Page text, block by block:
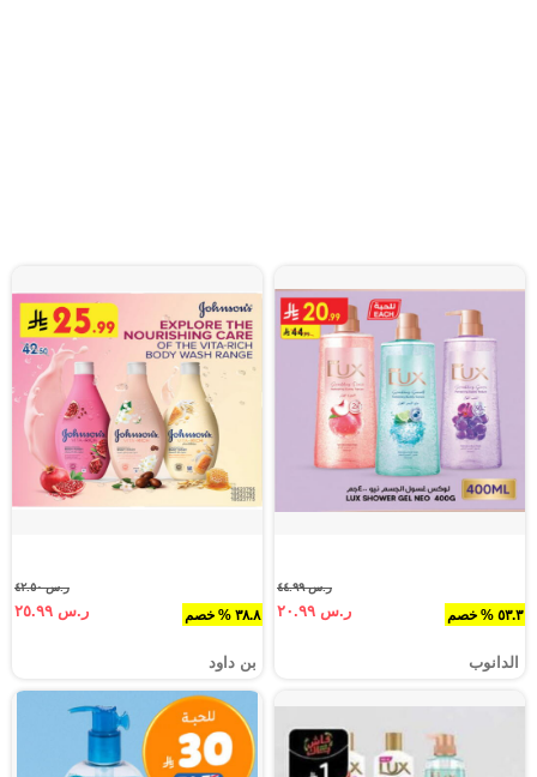
٥٣.٣ % خصم
ر.س ٤٤.٩٩
ر.س ٢٠.٩٩
الدانوب
٣٨.٨ % خصم
ر.س ٤٢.٥٠
ر.س ٢٥.٩٩
بن داود